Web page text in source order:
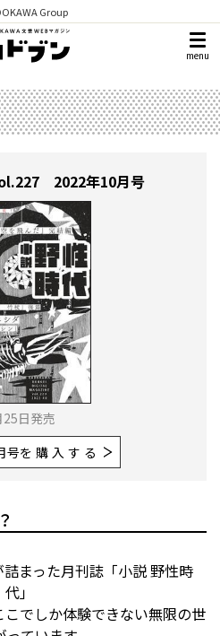
Group
menu
2022年10月号
25日発売
号を購入する
まった月刊誌「小説 野性時
代」
でしか体験できない無限の世